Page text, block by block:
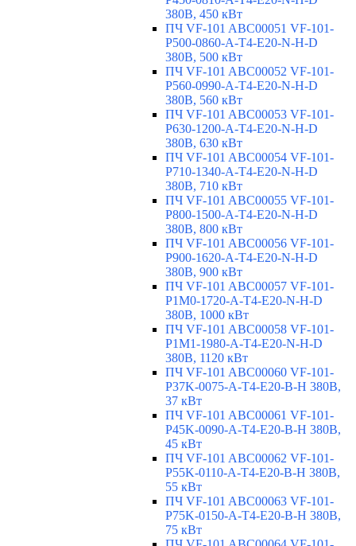
380В, 450 кВт
ПЧ VF-101 ABC00051 VF-101-
P500-0860-A-T4-E20-N-H-D
380В, 500 кВт
ПЧ VF-101 ABC00052 VF-101-
P560-0990-A-T4-E20-N-H-D
380В, 560 кВт
ПЧ VF-101 ABC00053 VF-101-
P630-1200-A-T4-E20-N-H-D
380В, 630 кВт
ПЧ VF-101 ABC00054 VF-101-
P710-1340-A-T4-E20-N-H-D
380В, 710 кВт
ПЧ VF-101 ABC00055 VF-101-
P800-1500-A-T4-E20-N-H-D
380В, 800 кВт
ПЧ VF-101 ABC00056 VF-101-
P900-1620-A-T4-E20-N-H-D
380В, 900 кВт
ПЧ VF-101 ABC00057 VF-101-
P1M0-1720-A-T4-E20-N-H-D
380В, 1000 кВт
ПЧ VF-101 ABC00058 VF-101-
P1M1-1980-A-T4-E20-N-H-D
380В, 1120 кВт
ПЧ VF-101 ABC00060 VF-101-
P37K-0075-A-T4-E20-B-H 380В,
37 кВт
ПЧ VF-101 ABC00061 VF-101-
P45K-0090-A-T4-E20-B-H 380В,
45 кВт
ПЧ VF-101 ABC00062 VF-101-
P55K-0110-A-T4-E20-B-H 380В,
55 кВт
ПЧ VF-101 ABC00063 VF-101-
P75K-0150-A-T4-E20-B-H 380В,
75 кВт